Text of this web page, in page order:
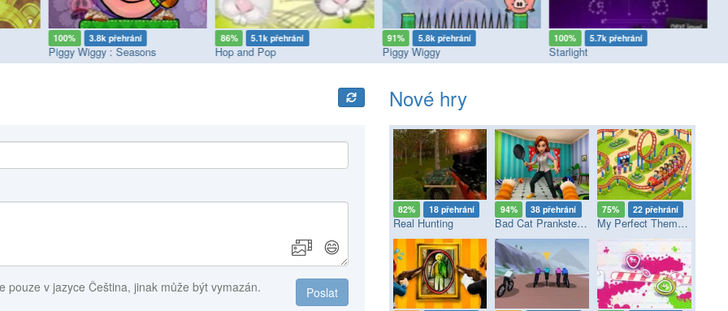
100% 3.8k přehrání
Piggy Wiggy : Seasons
86% 5.1k přehrání
Hop and Pop
91% 5.8k přehrání
Piggy Wiggy
100% 5.7k přehrání
Starlight
😄
Poslat
pouze v jazyce Čeština, jinak může být vymazán.
Nové hry
82% 18 přehrání
Real Hunting
94% 38 přehrání
Bad Cat Prankster - Mom’s Return
75% 22 přehrání
My Perfect Theme Park